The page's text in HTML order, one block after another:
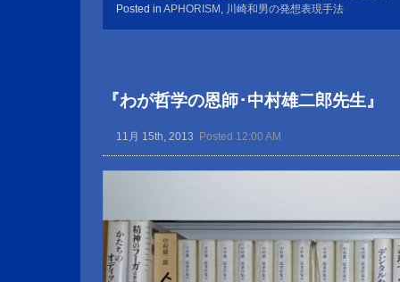
Posted in APHORISM , 川崎和男の発想表現手法
『わが哲学の恩師･中村雄二郎先生』
11月 15th, 2013 Posted 12:00 AM